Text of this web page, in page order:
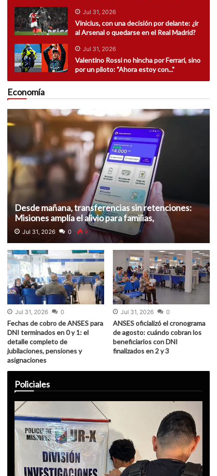
Jul 31, 2026
Vinicius, con una decisión por delante: ¿ir
al Arsenal o quedarse en el Real Madrid?
Jul 31, 2026
Valentino Rossi no hincha por Ferrari, sino
por un piloto: "Ahora estoy con..."
Economía
Desde mañana, transferencias sin retenciones:
Misiones amplía el alivio para familias,
emprendedores y pequeños comerciantes
Jul 31, 2026 0 9
Jul 31, 2026 0
Fechas de cobro de ANSES para
DNI terminados en 0 y 1: el
detalle completo de
jubilaciones, pensiones y
asignaciones
Jul 31, 2026 0
ANSES oficializó el cronograma
de agosto: cuándo cobran los
beneficiarios con DNI
finalizados en 2 y 3
Policiales